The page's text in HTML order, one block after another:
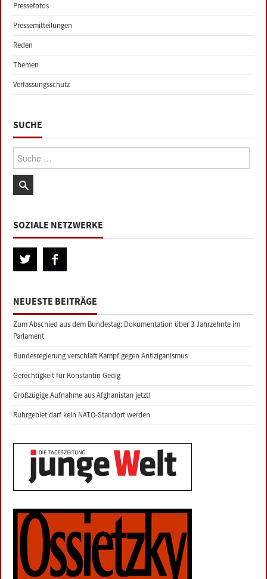
Pressefotos
Pressemitteilungen
Reden
Themen
Verfassungsschutz
SUCHE
Suche:
SOZIALE NETZWERKE
NEUESTE BEITRÄGE
Zum Abschied aus dem Bundestag: Dokumentation über 3 Jahrzehnte im
Parlament
Bundesregierung verschläft Kampf gegen Antiziganismus
Gerechtigkeit für Konstantin Gedig
Großzügige Aufnahme aus Afghanistan jetzt!
Ruhrgebiet darf kein NATO-Standort werden